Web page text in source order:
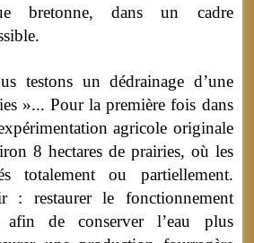
bretonne, dans un cadre
testons un dédrainage d’une
»... Pour la première fois dans
agricole originale
8 hectares de prairies, où les
totalement ou partiellement.
: restaurer le fonctionnement
de conserver l’eau plus